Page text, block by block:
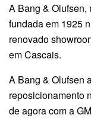
A Bang &
fundada em 1925
renovado
em Cascais.
A Bang & Olufsen
reposicionamento
de agora com a